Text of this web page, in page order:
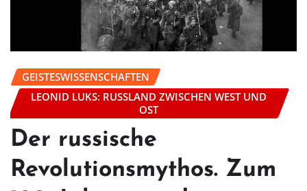
GEISTESWISSENSCHAFTEN
LEONID LUKS: RUSSLAND ZWISCHEN WEST UND
OST
Der russische
Revolutionsmythos. Zum